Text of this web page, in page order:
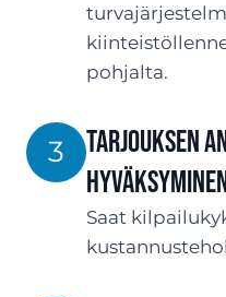
pohjalta.
3
TARJOUksen
Saat